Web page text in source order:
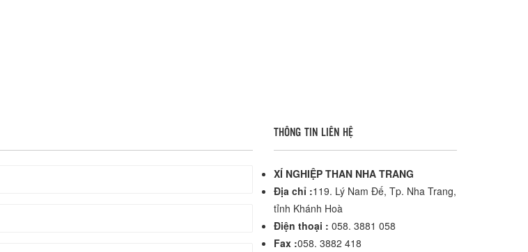
THÔNG TIN LIÊN HỆ
XÍ NGHIỆP THAN NHA TRANG
Địa chỉ :119. Lý Nam Đế, Tp. Nha Trang,
tỉnh Khánh Hoà
Điện thoại : 058. 3881 058
Fax :058. 3882 418